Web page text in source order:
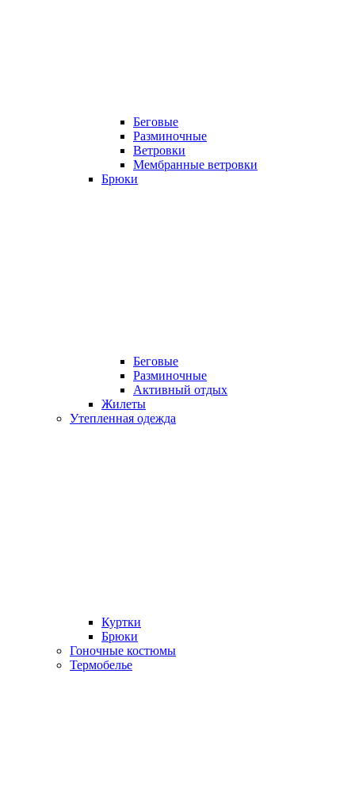
Беговые
Разминочные
Ветровки
Мембранные ветровки
Брюки
Беговые
Разминочные
Активный отдых
Жилеты
Утепленная одежда
Куртки
Брюки
Гоночные костюмы
Термобелье